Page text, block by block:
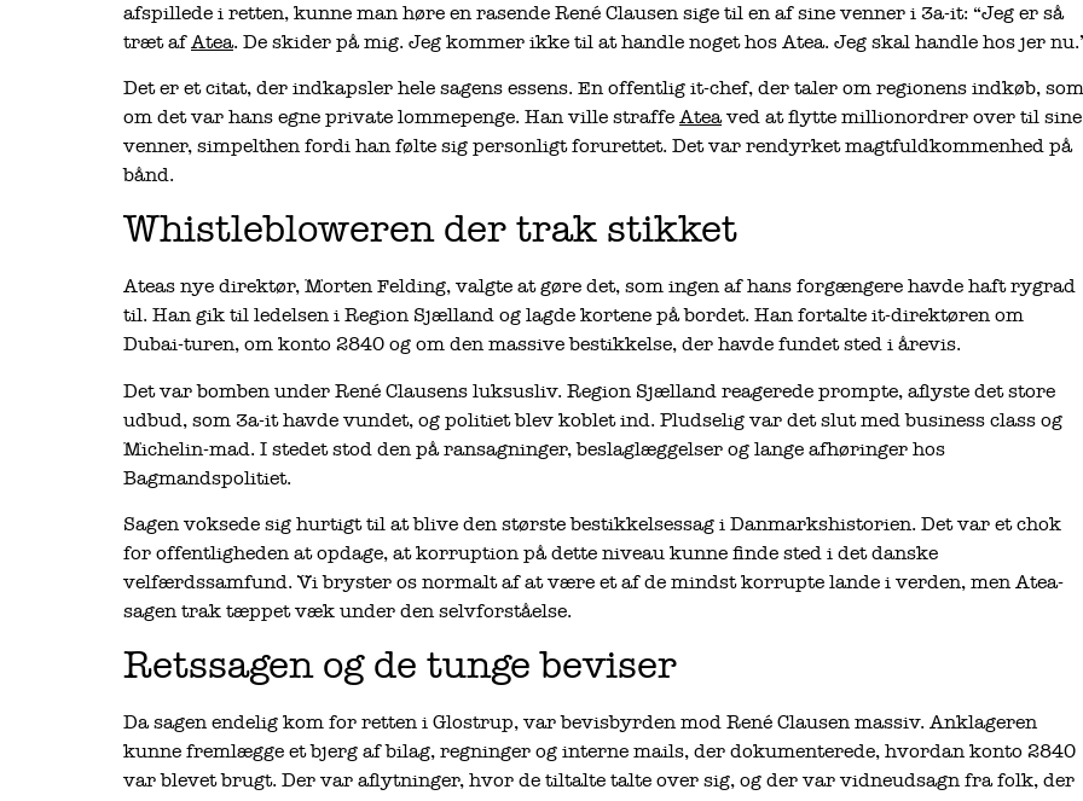
afspillede i retten, kunne man høre en rasende René Clausen sige til en af sine venner i 3a-it: “Jeg er så
træt af Atea. De skider på mig. Jeg kommer ikke til at handle noget hos Atea. Jeg skal handle hos jer
Det er et citat, der indkapsler hele sagens essens. En offentlig it-chef, der taler om regionens indkøb, som
om det var hans egne private lommepenge. Han ville straffe Ateaved at flytte millionordrer over til sine
venner, simpelthen fordi han følte sig personligt forurettet. Det var rendyrket magtfuldkommenhed på
bånd.
Whistlebloweren der trak stikket
Ateas nye direktør, Morten Felding, valgte at gøre det, som ingen af hans forgængere havde haft rygrad
til. Han gik til ledelsen i Region Sjælland og lagde kortene på bordet. Han fortalte it-direktøren om
Dubai-turen, om konto 2840 og om den massive bestikkelse, der havde fundet sted i årevis.
Det var bomben under René Clausens luksusliv. Region Sjælland reagerede prompte, aflyste det store
udbud, som 3a-it havde vundet, og politiet blev koblet ind. Pludselig var det slut med business class og
Michelin-mad. I stedet stod den på ransagninger, beslaglæggelser og lange afhøringer hos
Bagmandspolitiet.
Sagen voksede sig hurtigt til at blive den største bestikkelsessag i Danmarkshistorien. Det var et chok
for offentligheden at opdage, at korruption på dette niveau kunne finde sted i det danske
velfærdssamfund. Vi bryster os normalt af at være et af de mindst korrupte lande i verden, men Atea-
sagen trak tæppet væk under den selvforståelse.
Retssagen og de tunge beviser
Da sagen endelig kom for retten i Glostrup, var bevisbyrden mod René Clausen massiv. Anklageren
kunne fremlægge et bjerg af bilag, regninger og interne mails, der dokumenterede, hvordan konto 2840
var blevet brugt. Der var aflytninger, hvor de tiltalte talte over sig, og der var vidneudsagn fra folk, der